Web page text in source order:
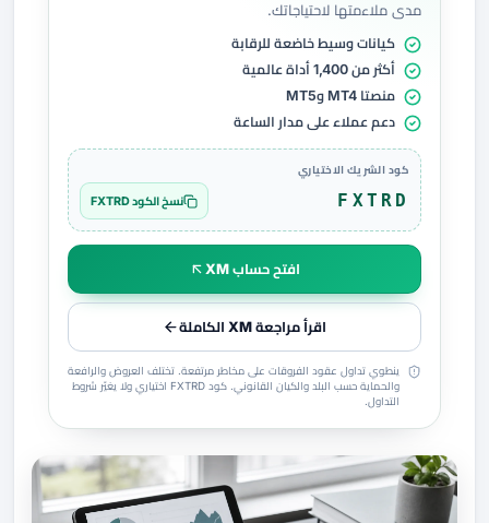
مدى ملاءمتها لاحتياجاتك.
كيانات وسيط خاضعة للرقابة
أكثر من 1,400 أداة عالمية
منصتا MT4 وMT5
دعم عملاء على مدار الساعة
كود الشريك الاختياري
FXTRD نسخ الكود FXTRD
افتح حساب XM
اقرأ مراجعة XM الكاملة
ينطوي تداول عقود الفروقات على مخاطر مرتفعة. تختلف العروض والرافعة
والحماية حسب البلد والكيان القانوني. كود FXTRD اختياري ولا يغيّر شروط
التداول.